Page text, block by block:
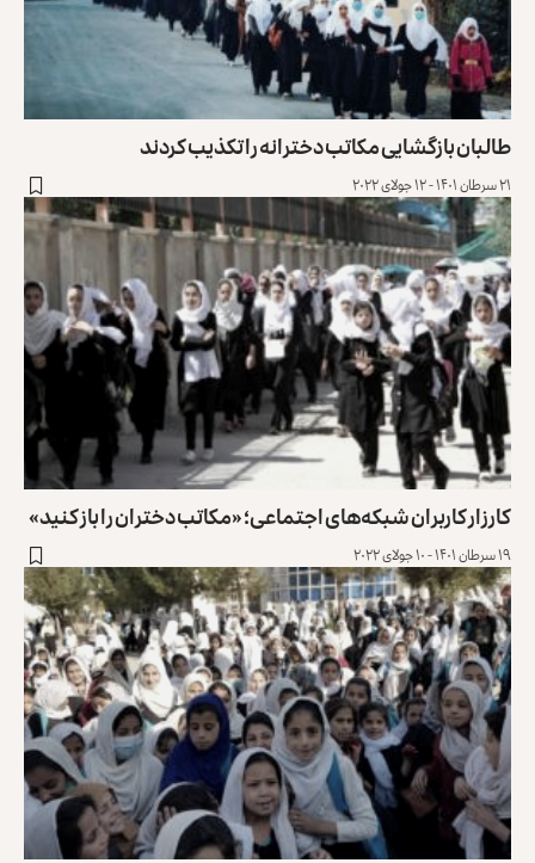
طالبان بازگشایی مکاتب دخترانه را تکذیب کردند
۲۱ سرطان ۱۴۰۱ - ۱۲ جولای ۲۰۲۲
کارزار کاربران شبکه‌های اجتماعی؛ «مکاتب دختران را باز کنید»
۱۹ سرطان ۱۴۰۱ - ۱۰ جولای ۲۰۲۲